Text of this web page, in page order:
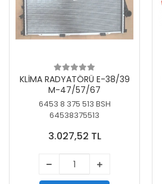
KLİMA RADYATÖRÜ E-38/39
M-47/57/67
6453 8 375 513 BSH
64538375513
3.027,52 TL